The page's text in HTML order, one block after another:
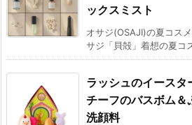
ックスミスト
オサジ(OSAJI)の夏コス
サジ「貝殻」着想の夏コ
ラッシュのイースタ
チーフのバスボム＆
洗顔料